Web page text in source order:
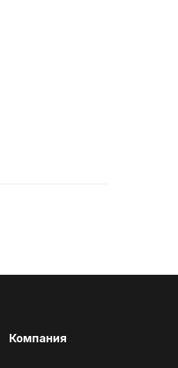
Компания